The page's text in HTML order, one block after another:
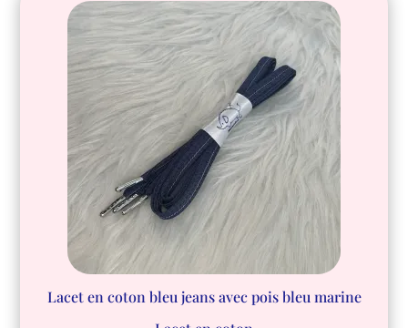
Lacet en coton bleu jeans avec pois bleu marine